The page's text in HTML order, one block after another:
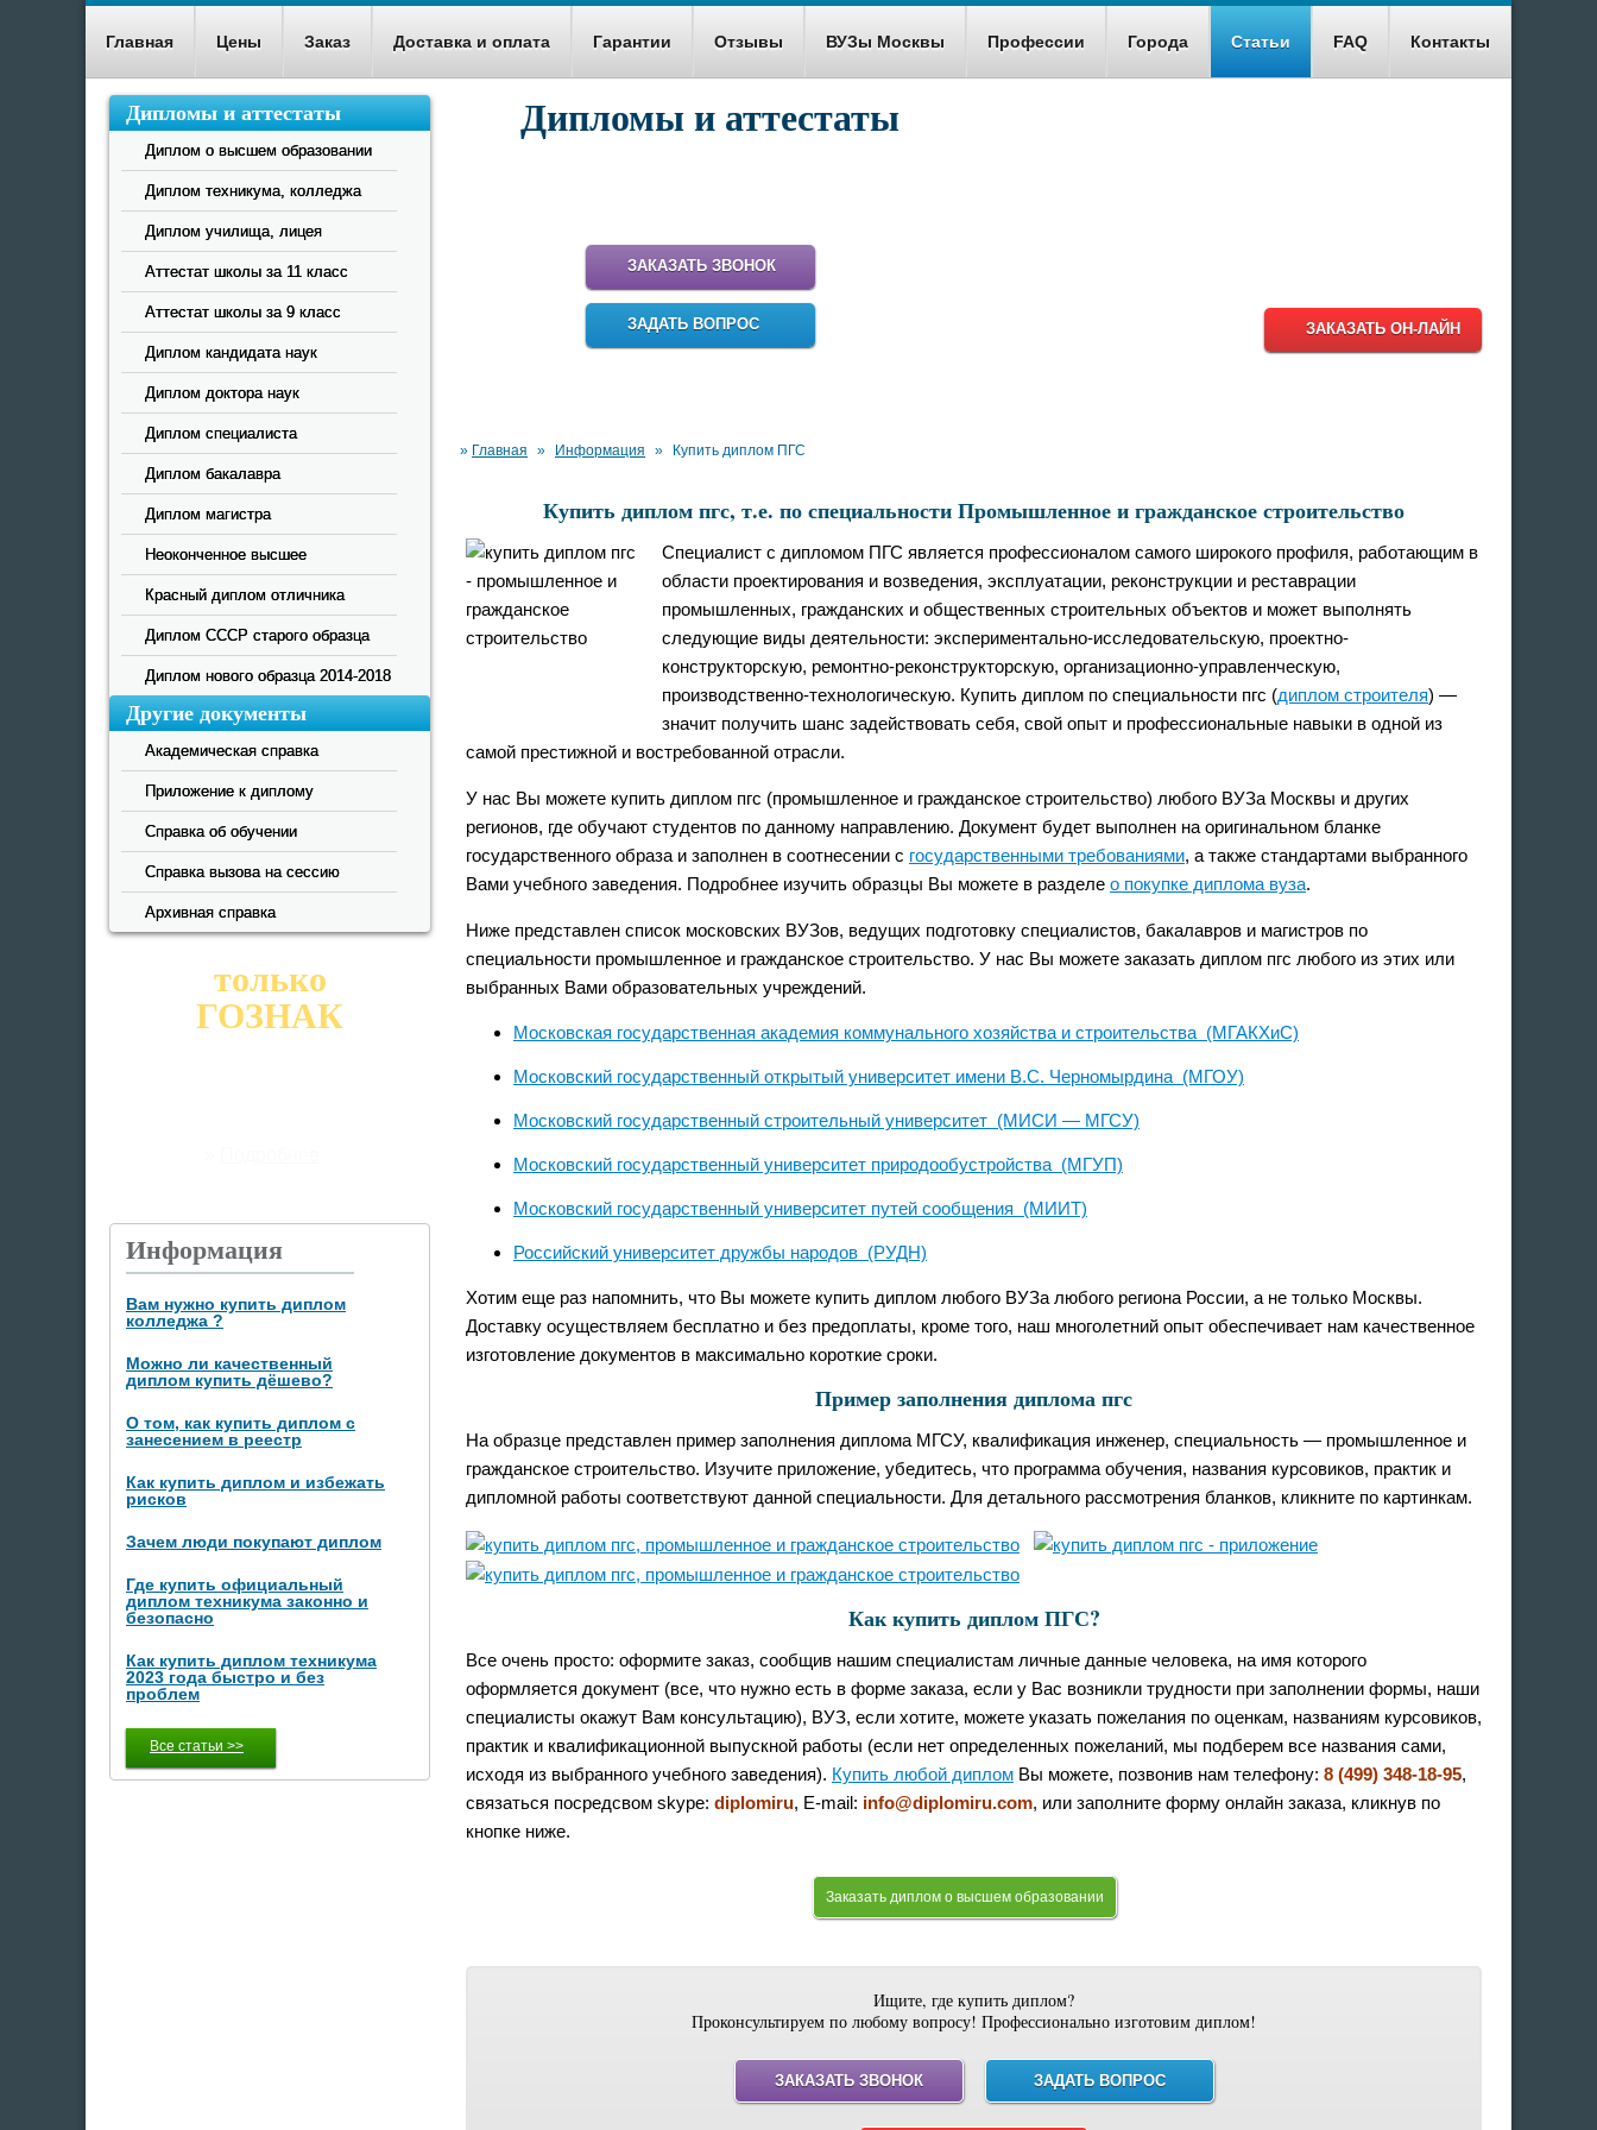
Главная Цены Заказ Доставка и оплата Гарантии Отзывы ВУЗы Москвы Профессии Города Статьи FAQ Контакты
Дипломы и аттестаты
ЗАКАЗАТЬ ЗВОНОК
ЗАДАТЬ ВОПРОС ЗАКАЗАТЬ ОН-ЛАЙН
» Главная » Информация » Купить диплом ПГС
Купить диплом пгс, т.е. по специальности Промышленное и гражданское строительство
Специалист с дипломом ПГС является профессионалом самого широкого профиля, работающим в
области проектирования и возведения, эксплуатации, реконструкции и реставрации
промышленных, гражданских и общественных строительных объектов и может выполнять
следующие виды деятельности: экспериментально-исследовательскую, проектно-
конструкторскую, ремонтно-реконструкторскую, организационно-управленческую,
производственно-технологическую. Купить диплом по специальности пгс (диплом строителя) —
значит получить шанс задействовать себя, свой опыт и профессиональные навыки в одной из
самой престижной и востребованной отрасли.
У нас Вы можете купить диплом пгс (промышленное и гражданское строительство) любого ВУЗа Москвы и других
регионов, где обучают студентов по данному направлению. Документ будет выполнен на оригинальном бланке
государственного образа и заполнен в соотнесении с государственными требованиями, а также стандартами выбранного
Вами учебного заведения. Подробнее изучить образцы Вы можете в разделе о покупке диплома вуза.
Ниже представлен список московских ВУЗов, ведущих подготовку специалистов, бакалавров и магистров по
специальности промышленное и гражданское строительство. У нас Вы можете заказать диплом пгс любого из этих или
выбранных Вами образовательных учреждений.
Московская государственная академия коммунального хозяйства и строительства (МГАКХиС)
Московский государственный открытый университет имени В.С. Черномырдина (МГОУ)
Московский государственный строительный университет (МИСИ — МГСУ)
Московский государственный университет природообустройства (МГУП)
Московский государственный университет путей сообщения (МИИТ)
Российский университет дружбы народов (РУДН)
Хотим еще раз напомнить, что Вы можете купить диплом любого ВУЗа любого региона России, а не только Москвы.
Доставку осуществляем бесплатно и без предоплаты, кроме того, наш многолетний опыт обеспечивает нам качественное
изготовление документов в максимально короткие сроки.
Пример заполнения диплома пгс
На образце представлен пример заполнения диплома МГСУ, квалификация инженер, специальность — промышленное и
гражданское строительство. Изучите приложение, убедитесь, что программа обучения, названия курсовиков, практик и
дипломной работы соответствуют данной специальности. Для детального рассмотрения бланков, кликните по картинкам.
Как купить диплом ПГС?
Все очень просто: оформите заказ, сообщив нашим специалистам личные данные человека, на имя которого
оформляется документ (все, что нужно есть в форме заказа, если у Вас возникли трудности при заполнении формы, наши
специалисты окажут Вам консультацию), ВУЗ, если хотите, можете указать пожелания по оценкам, названиям курсовиков,
практик и квалификационной выпускной работы (если нет определенных пожеланий, мы подберем все названия сами,
исходя из выбранного учебного заведения). Купить любой диплом Вы можете, позвонив нам телефону: 8 (499) 348-18-95,
связаться посредсвом skype: diplomiru, E-mail: info@diplomiru.com, или заполните форму онлайн заказа, кликнув по
кнопке ниже.
Заказать диплом о высшем образовании
Ищите, где купить диплом?
Проконсультируем по любому вопросу! Профессионально изготовим диплом!
ЗАКАЗАТЬ ЗВОНОК ЗАДАТЬ ВОПРОС
Дипломы и аттестаты
Диплом о высшем образовании
Диплом техникума, колледжа
Диплом училища, лицея
Аттестат школы за 11 класс
Аттестат школы за 9 класс
Диплом кандидата наук
Диплом доктора наук
Диплом специалиста
Диплом бакалавра
Диплом магистра
Неоконченное высшее
Красный диплом отличника
Диплом СССР старого образца
Диплом нового образца 2014-2018
Другие документы
Академическая справка
Приложение к диплому
Справка об обучении
Справка вызова на сессию
Архивная справка
только
ГОЗНАК
Информация
Вам нужно купить диплом
колледжа ?
Можно ли качественный
диплом купить дёшево?
О том, как купить диплом с
занесением в реестр
Как купить диплом и избежать
рисков
Зачем люди покупают диплом
Где купить официальный
диплом техникума законно и
безопасно
Как купить диплом техникума
2023 года быстро и без
проблем
Все статьи >>